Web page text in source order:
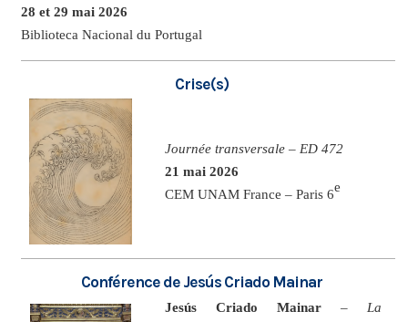
28 et 29 mai 2026
Biblioteca Nacional du Portugal
Crise(s)
Journée transversale – ED 472
21 mai 2026
CEM UNAM France – Paris 6e
Conférence de Jesús Criado Mainar
Jesús Criado Mainar – La